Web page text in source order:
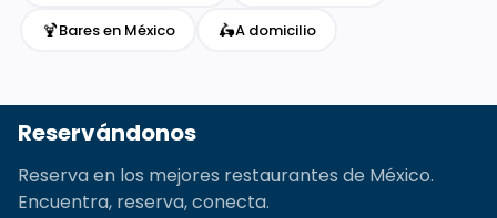
🍹Bares en México 🛵A domicilio
Reservándonos
Reserva en los mejores restaurantes de México.
Encuentra, reserva, conecta.